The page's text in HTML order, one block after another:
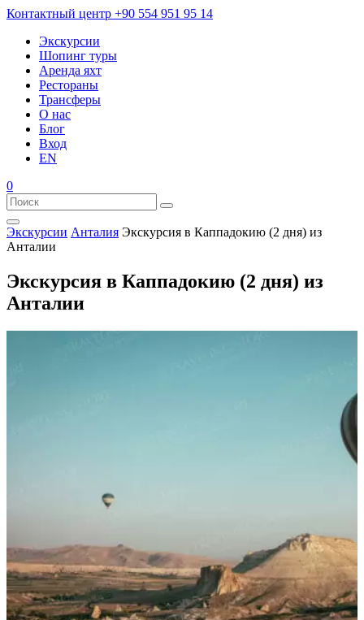
Контактный центр +90 554 951 95 14
Экскурсии
Шопинг туры
Аренда яхт
Рестораны
Трансферы
О нас
Блог
Вход
EN
0
Экскурсии Анталия Экскурсия в Каппадокию (2 дня) из
Анталии
Экскурсия в Каппадокию (2 дня) из
Анталии